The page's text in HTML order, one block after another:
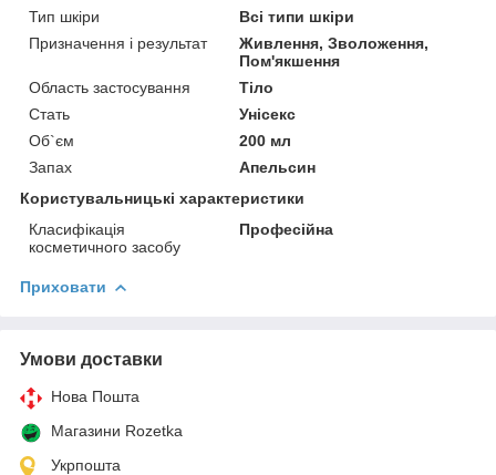
Тип шкіри
Всі типи шкіри
Призначення і результат
Живлення, Зволоження,
Пом'якшення
Область застосування
Тіло
Стать
Унісекс
Об`єм
200 мл
Запах
Апельсин
Користувальницькі характеристики
Класифікація
косметичного засобу
Професійна
Приховати
Умови доставки
Нова Пошта
Магазини Rozetka
Укрпошта